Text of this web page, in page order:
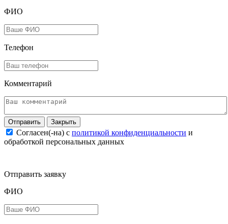
ФИО
Телефон
Комментарий
Закрыть
Согласен(-на) c политикой конфиденциальности и
обработкой персональных данных
Отправить заявку
ФИО